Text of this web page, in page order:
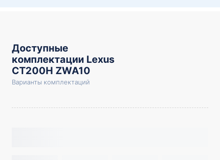
Доступные
комплектации Lexus
CT200H ZWA10
Варианты комплектаций